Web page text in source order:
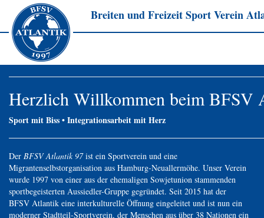
Breiten und Freizeit Sport Verein
Herzlich Willkommen beim BFSV
Sport mit Biss • Integrationsarbeit mit Herz
Der BFSV Atlantik 97ist ein Sportverein und eine
Migrantenselbstorganisation aus Hamburg-Neuallermöhe. Unser Verein
wurde 1997 von einer aus der ehemaligen Sowjetunion stammenden
sportbegeisterten Aussiedler-Gruppe gegründet. Seit 2015 hat der
BFSV Atlantik eine interkulturelle Öffnung eingeleitet und ist nun ein
moderner Stadtteil-Sportverein, der Menschen aus über 38 Nationen ein